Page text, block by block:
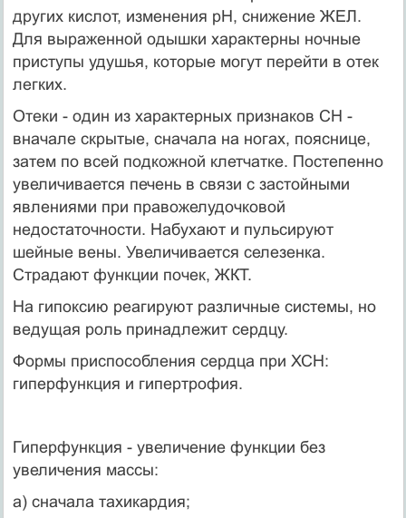
других кислот, изменения pH, снижение ЖЕЛ.
Для выраженной одышки характерны ночные
приступы удушья, которые могут перейти в отек
легких.
Отеки - один из характерных признаков СН -
вначале скрытые, сначала на ногах, пояснице,
затем по всей подкожной клетчатке. Постепенно
увеличивается печень в связи с застойными
явлениями при правожелудочковой
недостаточности. Набухают и пульсируют
шейные вены. Увеличивается селезенка.
Страдают функции почек, ЖКТ.
На гипоксию реагируют различные системы, но
ведущая роль принадлежит сердцу.
Формы приспособления сердца при ХСН:
гиперфункция и гипертрофия.
Гиперфункция - увеличение функции без
увеличения массы:
а) сначала тахикардия;